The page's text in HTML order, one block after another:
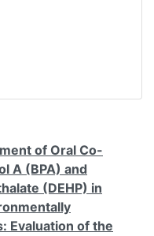
of Oral Co-
A (BPA) and
(DEHP) in
Evaluation of the